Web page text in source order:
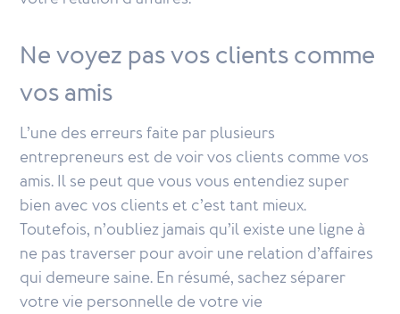
Ne voyez pas vos clients comme
vos amis
L’une des erreurs faite par plusieurs
entrepreneurs est de voir vos clients comme vos
amis. Il se peut que vous vous entendiez super
bien avec vos clients et c’est tant mieux.
Toutefois, n’oubliez jamais qu’il existe une ligne à
ne pas traverser pour avoir une relation d’affaires
qui demeure saine. En résumé, sachez séparer
votre vie personnelle de votre vie